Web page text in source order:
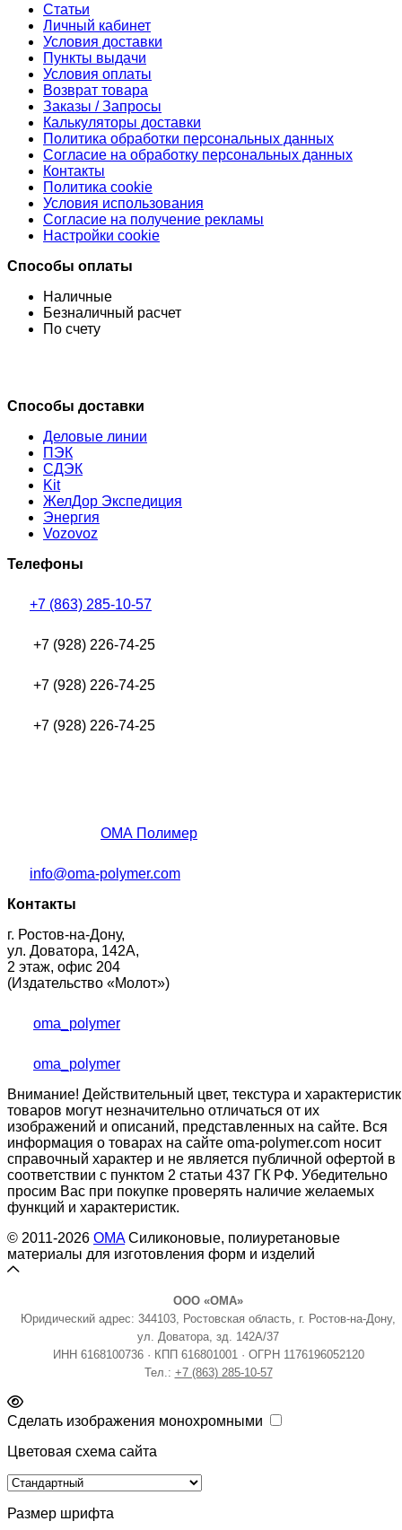
Статьи
Личный кабинет
Условия доставки
Пункты выдачи
Условия оплаты
Возврат товара
Заказы / Запросы
Калькуляторы доставки
Политика обработки персональных данных
Согласие на обработку персональных данных
Контакты
Политика cookie
Условия использования
Согласие на получение рекламы
Настройки cookie
Способы оплаты
Наличные
Безналичный расчет
По счету
Способы доставки
Деловые линии
ПЭК
СДЭК
Kit
ЖелДор Экспедиция
Энергия
Vozovoz
Телефоны
+7 (863) 285-10-57
+7 (928) 226-74-25
+7 (928) 226-74-25
+7 (928) 226-74-25
ОМА Полимер
info@oma-polymer.com
Контакты
г. Ростов-на-Дону,
ул. Доватора, 142А,
2 этаж, офис 204
(Издательство «Молот»)
oma_polymer
oma_polymer
Внимание! Действительный цвет, текстура и
товаров могут незначительно отличаться от их
изображений и описаний, представленных на сайте. Вся
информация о товарах на сайте oma-polymer.com носит
справочный характер и не является публичной офертой в
соответствии с пунктом 2 статьи 437 ГК РФ. Убедительно
просим Вас при покупке проверять наличие желаемых
функций и характеристик.
© 2011-2026 OMAСиликоновые, полиуретановые
материалы для изготовления форм и изделий
ООО «ОМА»
Юридический адрес: 344103, Ростовская область, г. Ростов-на-Дону,
ул. Доватора, зд. 142А/37
ИНН 6168100736 · КПП 616801001 · ОГРН 1176196052120
Тел.: +7 (863) 285-10-57
Сделать изображения монохромными
Цветовая схема сайта
Размер шрифта